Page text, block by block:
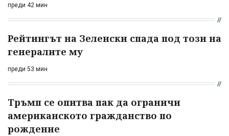
преди 42 мин
Рейтингът на Зеленски спада под този на
генералите му
преди 53 мин
Тръмп се опитва пак да ограничи
американското гражданство по
рождение